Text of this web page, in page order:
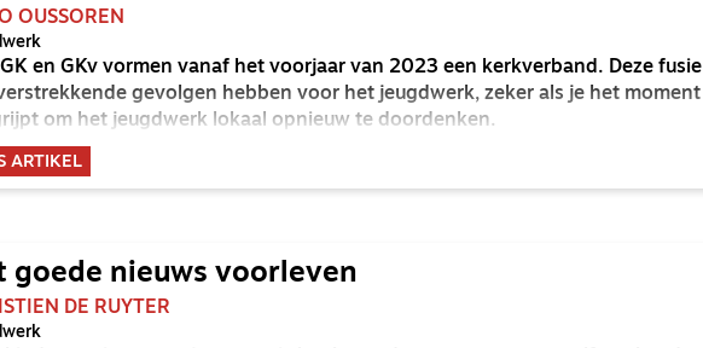
OUSSOREN
en GKv vormen vanaf het voorjaar van 2023 een kerkverband. Deze fusie
gevolgen hebben voor het jeugdwerk, zeker als je het moment
om het jeugdwerk lokaal opnieuw te doordenken.
ARTIKEL
goede nieuws voorleven
DE RUYTER